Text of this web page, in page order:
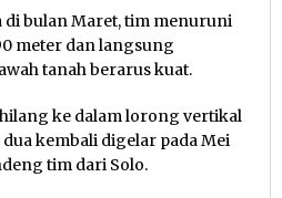
di bulan Maret, tim menuruni
meter dan langsung
tanah berarus kuat.
ke dalam lorong vertikal
kembali digelar pada Mei
tim dari Solo.